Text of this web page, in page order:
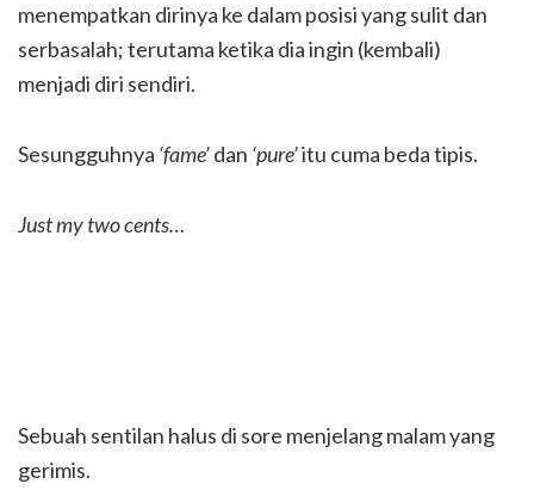
menempatkan dirinya ke dalam posisi yang sulit dan
serbasalah; terutama ketika dia ingin (kembali)
menjadi diri sendiri.
Sesungguhnya ‘fame’dan ‘pure’itu cuma beda tipis.
Just my two cents…
Sebuah sentilan halus di sore menjelang malam yang
gerimis.